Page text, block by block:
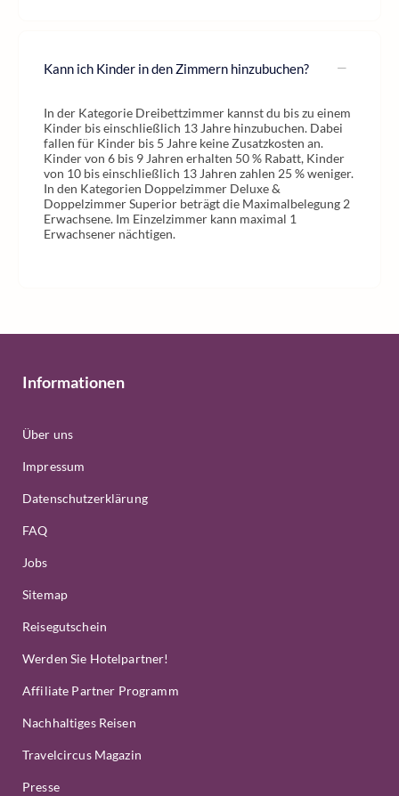
Kann ich Kinder in den Zimmern hinzubuchen?
In der Kategorie Dreibettzimmer kannst du bis zu einem
Kinder bis einschließlich 13 Jahre hinzubuchen. Dabei
fallen für Kinder bis 5 Jahre keine Zusatzkosten an.
Kinder von 6 bis 9 Jahren erhalten 50 % Rabatt, Kinder
von 10 bis einschließlich 13 Jahren zahlen 25 % weniger.
In den Kategorien Doppelzimmer Deluxe &
Doppelzimmer Superior beträgt die Maximalbelegung 2
Erwachsene. Im Einzelzimmer kann maximal 1
Erwachsener nächtigen.
Informationen
Über uns
Impressum
Datenschutzerklärung
FAQ
Jobs
Sitemap
Reisegutschein
Werden Sie Hotelpartner!
Affiliate Partner Programm
Nachhaltiges Reisen
Travelcircus Magazin
Presse